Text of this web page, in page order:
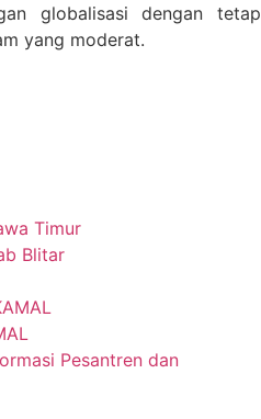
globalisasi dengan tetap
yang moderat.
Timur
Blitar
Pesantren dan